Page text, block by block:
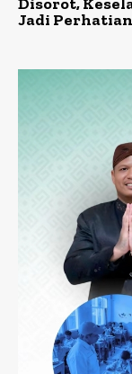
Jadi Perhatian